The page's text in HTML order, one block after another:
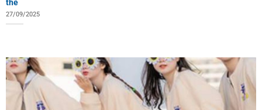
thể
27/09/2025